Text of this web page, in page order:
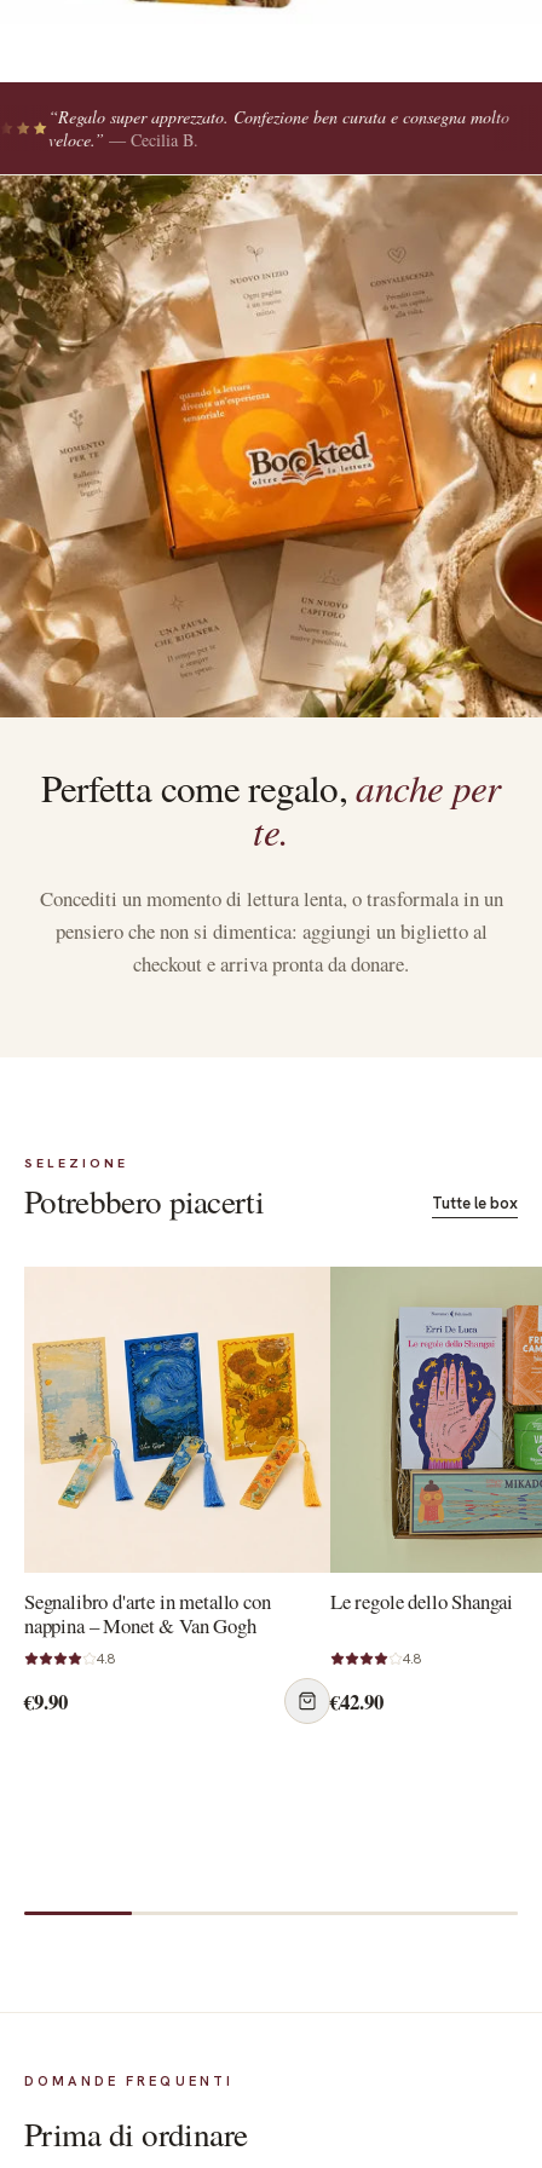
Regalo super apprezzato. Confezione ben curata e consegna molto
veloce.” —Cecilia B.
Perfetta come regalo, anche per
te.
Concediti un momento di lettura lenta, o trasformala in un
pensiero che non si dimentica: aggiungi un biglietto al
checkout e arriva pronta da donare.
SELEZIONE
Potrebbero piacerti Tutte le box
Segnalibro d'arte in metallo con
nappina – Monet & Van Gogh
4.8
€9.90
Le regole dello Shangai
4.8
€42.90
DOMANDE FREQUENTI
Prima di ordinare